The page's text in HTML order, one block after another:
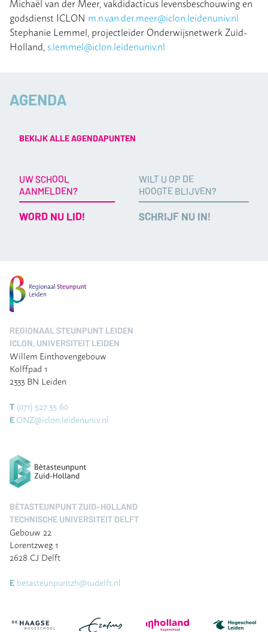
Michaël van der Meer, vakdidacticus levensbeschouwing en
godsdienst ICLON m.n.van.der.meer@iclon.leidenuniv.nl
Stephanie Lemmel, projectleider Onderwijsnetwerk Zuid-
Holland, s.lemmel@iclon.leidenuniv.nl
AGENDA
BEKIJK ALLE AGENDAPUNTEN
UW SCHOOL
AANMELDEN?
WORD NU LID!
WILT U OP DE
HOOGTE BLIJVEN?
SCHRIJF NU IN!
REGIONAAL STEUNPUNT LEIDEN
ICLON, UNIVERSITEIT LEIDEN
Willem Einthovengebouw
Kolffpad 1
2333 BN Leiden
T (071) 527 35 60
E ONZ@iclon.leidenuniv.nl
BÈTASTEUNPUNT ZUID-HOLLAND
TECHNISCHE UNIVERSITEIT DELFT
Gebouw 22
Lorentzweg 1
2628 CJ Delft
E betasteunpuntzh@tudelft.nl